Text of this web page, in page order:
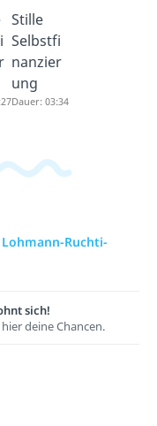
Stille
Selbstfi
nanzier
ung
Dauer: 03:34
Ruchti-
sich!
deine Chancen.